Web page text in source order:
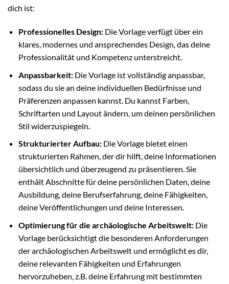
dich ist:
Professionelles Design:Die Vorlage verfügt über ein
klares, modernes und ansprechendes Design, das deine
Professionalität und Kompetenz unterstreicht.
Anpassbarkeit:Die Vorlage ist vollständig anpassbar,
sodass du sie an deine individuellen Bedürfnisse und
Präferenzen anpassen kannst. Du kannst Farben,
Schriftarten und Layout ändern, um deinen persönlichen
Stil widerzuspiegeln.
Strukturierter Aufbau:Die Vorlage bietet einen
strukturierten Rahmen, der dir hilft, deine Informationen
übersichtlich und überzeugend zu präsentieren. Sie
enthält Abschnitte für deine persönlichen Daten, deine
Ausbildung, deine Berufserfahrung, deine Fähigkeiten,
deine Veröffentlichungen und deine Interessen.
Optimierung für die archäologische Arbeitswelt:Die
Vorlage berücksichtigt die besonderen Anforderungen
der archäologischen Arbeitswelt und ermöglicht es dir,
deine relevanten Fähigkeiten und Erfahrungen
hervorzuheben, z.B. deine Erfahrung mit bestimmten